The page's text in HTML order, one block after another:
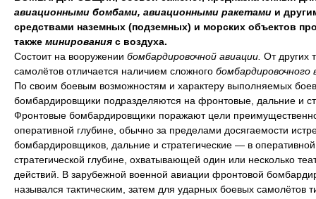
авиационными бомбами, авиационными ракетами и
средствами наземных (подземных) и морских объектов
также минирования с воздуха.
Состоит на вооружении бомбардировочной авиации. От других
самолётов отличается наличием сложного бомбардировочного
По своим боевым возможностям и характеру выполняемых
бомбардировщики подразделяются на фронтовые, дальние и
Фронтовые бомбардировщики поражают цели
оперативной глубине, обычно за пределами досягаемости
бомбардировщиков, дальние и стратегические — в
стратегической глубине, охватывающей один или несколько
действий. В зарубежной военной авиации фронтовой
назывался тактическим, затем для ударных боевых самолётов